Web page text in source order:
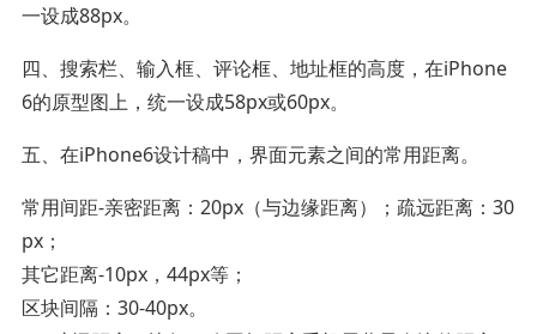
一设成88px。
四、搜索栏、输入框、评论框、地址框的高度，在iPhone
6的原型图上，统一设成58px或60px。
五、在iPhone6设计稿中，界面元素之间的常用距离。
常用间距-亲密距离：20px（与边缘距离）；疏远距离：30
px；
其它距离-10px，44px等；
区块间隔：30-40px。